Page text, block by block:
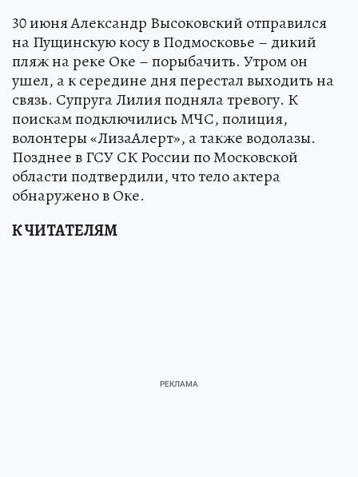
30 июня Александр Высоковский отправился
на Пущинскую косу в Подмосковье – дикий
пляж на реке Оке – порыбачить. Утром он
ушел, а к середине дня перестал выходить на
связь. Супруга Лилия подняла тревогу. К
поискам подключились МЧС, полиция,
волонтеры «ЛизаАлерт», а также водолазы.
Позднее в ГСУ СК России по Московской
области подтвердили, что тело актера
обнаружено в Оке.
К ЧИТАТЕЛЯМ